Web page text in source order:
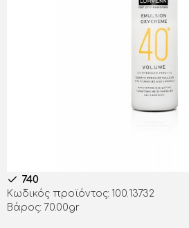
740
Κωδικός προϊόντος: 100.13732
Βάρος: 70.00gr